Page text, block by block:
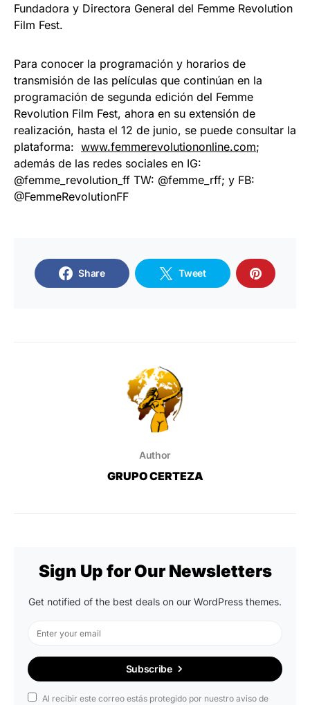
Fundadora y Directora General del Femme Revolution
Film Fest.
Para conocer la programación y horarios de
transmisión de las películas que continúan en la
programación de segunda edición del Femme
Revolution Film Fest, ahora en su extensión de
realización, hasta el 12 de junio, se puede consultar la
plataforma: www.femmerevolutiononline.com;
además de las redes sociales en IG:
@femme_revolution_ff TW: @femme_rff; y FB:
@FemmeRevolutionFF
Share Tweet
Author
GRUPO CERTEZA
Sign Up for Our Newsletters
Get notified of the best deals on our WordPress themes.
Subscribe
Al recibir este correo estás protegido por nuestro aviso de